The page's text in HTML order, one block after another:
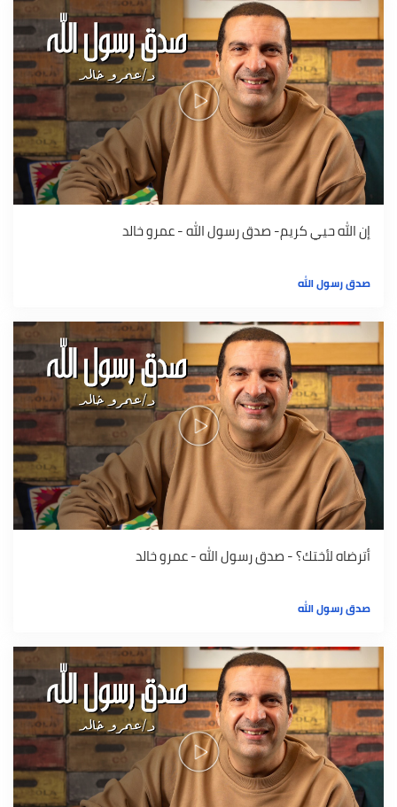
إن الله حيي كريم- صدق رسول الله - عمرو خالد
صدق رسول الله
أترضاه لأختك؟ - صدق رسول الله - عمرو خالد
صدق رسول الله